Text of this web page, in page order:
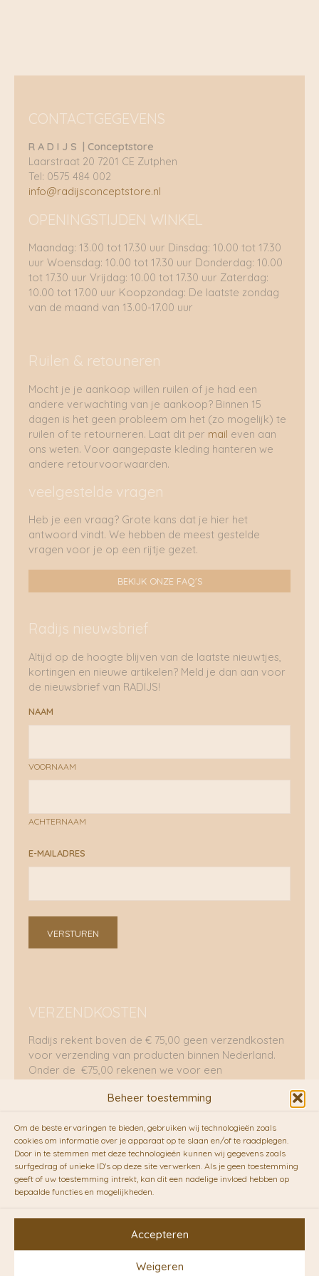
Beheer toestemming
Om de beste ervaringen te bieden, gebruiken wij technologieën zoals
cookies om informatie over je apparaat op te slaan en/of te raadplegen.
Door in te stemmen met deze technologieën kunnen wij gegevens zoals
surfgedrag of unieke ID's op deze site verwerken. Als je geen toestemming
geeft of uw toestemming intrekt, kan dit een nadelige invloed hebben op
bepaalde functies en mogelijkheden.
Accepteren
Weigeren
CONTACTGEGEVENS
R A D I J S | Conceptstore
Laarstraat 20 7201 CE Zutphen
Tel: 0575 484 002
info@radijsconceptstore.nl
OPENINGSTIJDEN WINKEL
Maandag: 13.00 tot 17.30 uur Dinsdag: 10.00 tot 17.30
uur Woensdag: 10.00 tot 17.30 uur Donderdag: 10.00
tot 17.30 uur Vrijdag: 10.00 tot 17.30 uur Zaterdag:
10.00 tot 17.00 uur Koopzondag: De laatste zondag
van de maand van 13.00-17.00 uur
Ruilen & retouneren
Mocht je je aankoop willen ruilen of je had een
andere verwachting van je aankoop? Binnen 15
dagen is het geen probleem om het (zo mogelijk) te
ruilen of te retourneren. Laat dit per mail even aan
ons weten. Voor aangepaste kleding hanteren we
andere retourvoorwaarden.
veelgestelde vragen
Heb je een vraag? Grote kans dat je hier het
antwoord vindt. We hebben de meest gestelde
vragen voor je op een rijtje gezet.
BEKIJK ONZE FAQ'S
Radijs nieuwsbrief
Altijd op de hoogte blijven van de laatste nieuwtjes,
kortingen en nieuwe artikelen? Meld je dan aan voor
de nieuwsbrief van RADIJS!
NAAM
VOORNAAM
ACHTERNAAM
E-MAILADRES
VERSTUREN
VERZENDKOSTEN
Radijs rekent boven de € 75,00 geen verzendkosten
voor verzending van producten binnen Nederland.
Onder de €75,00 rekenen we voor een
RADIJS werkt samen met de duurzame bezorgdienst
vanFietskoeriers.nl. Pakketten (mits voorradig) voor
10.00 uur besteld op een doordeweekse dag,
bezorgen zij soms nog op dezelfde dag in de
avonduren! Brievenbuspakjes de volgende dag. En
waar mogelijk ook echt op de fiets!!